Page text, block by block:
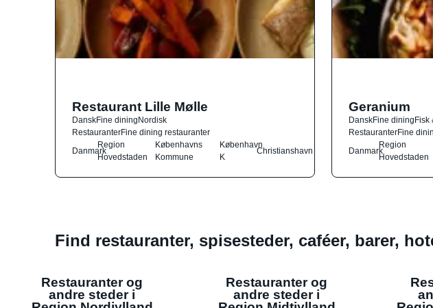
Restaurant Lille Mølle
DanskFine diningNordisk
RestauranterFine dining restauranter
Danmark
Region
Hovedstaden
Københavns
Kommune
København
K
Christianshavn
Geranium
DanskFine diningFisk
RestauranterFine
Danmark
Region
Hovedstaden
Find restauranter, spisesteder, caféer, barer,
Restauranter og
andre steder i
Restauranter og
andre steder i